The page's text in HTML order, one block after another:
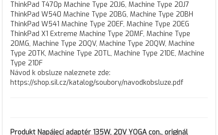
ThinkPad T470p Machine Type 20J6, Machine Type 20J7
ThinkPad W540 Machine Type 20BG, Machine Type 20BH
ThinkPad W541 Machine Type 20EF, Machine Type 20EG
ThinkPad X1 Extreme Machine Type 20MF, Machine Type
20MG, Machine Type 20QV, Machine Type 20QW, Machine
Type 20TK, Machine Type 20TL, Machine Type 21DE, Machine
Type 21DF
Návod k obsluze naleznete zde:
https://shop.sil.cz/katalog/soubory/navodkobsluze.pdf
Produkt Napájecí adaptér 135W, 20V YOGA con., originál